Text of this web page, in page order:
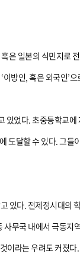
은 일본의 식민지로
방인, 혹은 외국인’
있었다. 초중등학교
도달할 수 있다. 그들
있다. 전제정시대의
무국 내에서 극동지
이라는 우려도 커졌다.